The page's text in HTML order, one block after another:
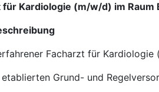
Kardiologie (m/w/d) im Raum
Facharzt für
etablierten Grund- und